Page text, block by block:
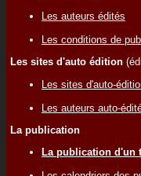
Les auteurs édités
Les conditions de
Les sites d'auto édition
Les sites d'auto-
Les auteurs auto-
La publication
La publication d'un